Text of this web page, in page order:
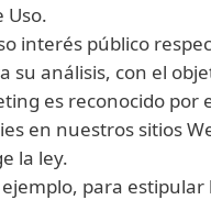
Uso.
interés público
su análisis, con el
es reconocido por
en nuestros sitios
la ley.
para